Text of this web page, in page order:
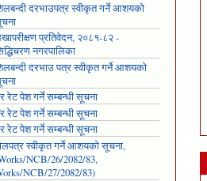
दरभाउपत्र स्वीकृत गर्ने आशयको
प्रतिवेदन, २०८१-८२ -
नगरपालिका
दरभाउ पत्र स्वीकृत गर्ने आशयको
रेट पेश गर्ने सम्बन्धी सूचना
रेट पेश गर्ने सम्बन्धी सूचना
रेट पेश गर्ने सम्बन्धी सूचना
स्वीकृत गर्ने आशयको सूचना,
NCB/26/2082/83,
NCB/27/2082/83)